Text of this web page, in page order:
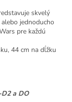
skvelý
jednoducho
pre každú
44 cm na dĺžku
a DO